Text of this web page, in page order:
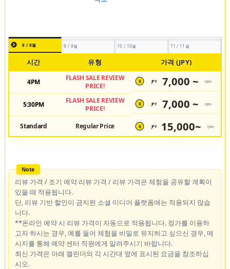
8 / 8월 9 / 9월 10 / 10월 11 / 11월
시간 유형 가격 (JPY)
4PM
FLASH SALE REVIEW
PRICE!
¥ JPY 7,000 ~ /pax
5:30PM
FLASH SALE REVIEW
PRICE!
¥ JPY 7,000 ~ /pax
Standard Regular Price ¥ JPY 15,000~ /pax
리뷰 가격 / 조기 예약 리뷰 가격 / 리뷰 가격은 체험을 공유할 계획이
있을 때 적용됩니다.
단, 리뷰 기반 할인이 금지된 소셜 미디어 플랫폼에는 적용되지 않습
니다.
**온라인 예약 시 리뷰 가격이 자동으로 적용됩니다. 정가를 이용하
고자 하시는 경우, 예를 들어 체험을 비밀로 유지하고 싶으신 경우, 메
시지를 통해 예약 센터 직원에게 알려주시기 바랍니다.
최신 가격은 아래 캘린더의 각 시간대 옆에 표시된 요금을 참조하십
시오.